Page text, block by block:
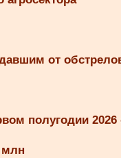
от
полугодии 2026
млн